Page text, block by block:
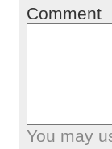
Comment
You may